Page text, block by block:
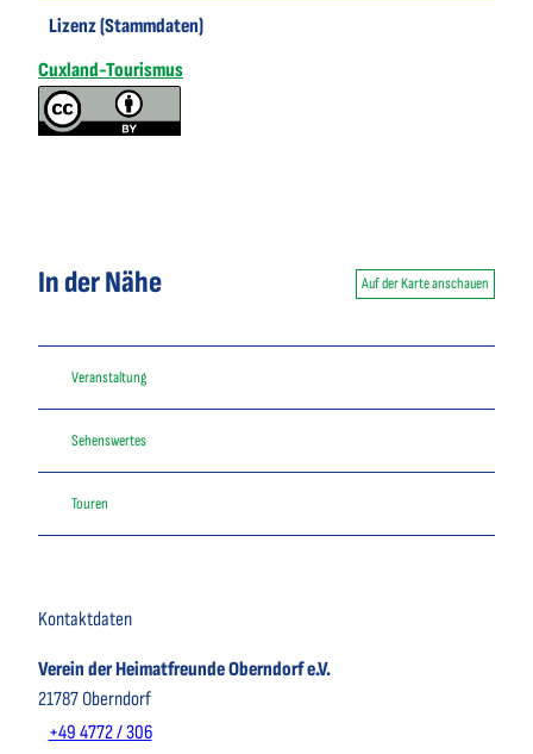
Lizenz (Stammdaten)
Cuxland-Tourismus
In der Nähe Auf der Karte anschauen
Veranstaltung
Sehenswertes
Touren
Kontaktdaten
Verein der Heimatfreunde Oberndorf e.V.
21787 Oberndorf
+49 4772 / 306